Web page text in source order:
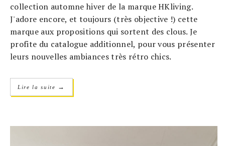
collection automne hiver de la marque HKliving.
J'adore encore, et toujours (très objective !) cette
marque aux propositions qui sortent des clous. Je
profite du catalogue additionnel, pour vous présenter
leurs nouvelles ambiances très rétro chics.
Lire la suite →